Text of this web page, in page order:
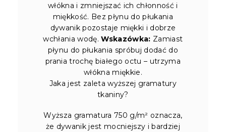
włókna i zmniejszać ich chłonność i
miękkość. Bez płynu do płukania
dywanik pozostaje miękki i dobrze
wchłania wodę.Wskazówka: Zamiast
płynu do płukania spróbuj dodać do
prania trochę białego octu – utrzyma
włókna miękkie.
Jaka jest zaleta wyższej gramatury
tkaniny?
Wyższa gramatura 750 g/m² oznacza,
że dywanik jest mocniejszy i bardziej